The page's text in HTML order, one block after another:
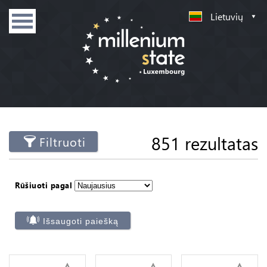
Lietuvių
Filtruoti 851 rezultatas
Rūšiuoti pagal
Išsaugoti paiešką